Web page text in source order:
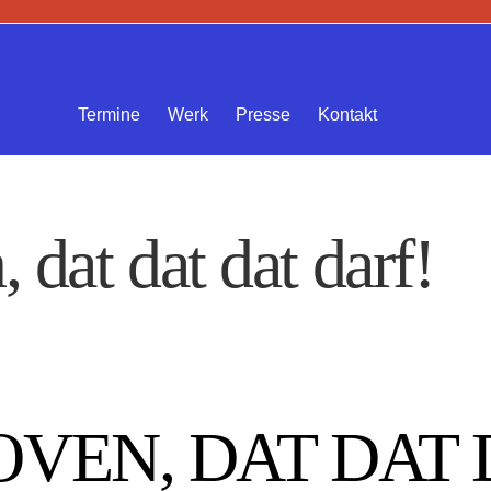
Termine
Werk Presse Kontakt
dat dat dat darf!
DAT DAT